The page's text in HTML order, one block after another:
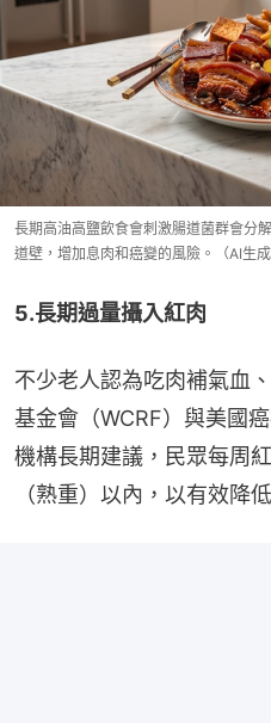
長期高油高鹽飲食會刺激腸道菌群會分
道壁，增加息肉和癌變的風險。（AI生成
5.長期過量攝入紅肉
不少老人認為吃肉補氣血
基金會（WCRF）與美國
機構長期建議，民眾每周
（熟重）以內，以有效降